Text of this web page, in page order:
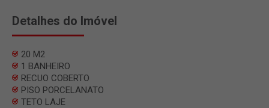
Detalhes do Imóvel
20 M2
1 BANHEIRO
RECUO COBERTO
PISO PORCELANATO
TETO LAJE